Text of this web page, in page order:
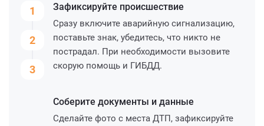
1
2
3
Зафиксируйте происшествие
Сразу включите аварийную сигнализацию,
поставьте знак, убедитесь, что никто не
пострадал. При необходимости вызовите
скорую помощь и ГИБДД.
Соберите документы и данные
Сделайте фото с места ДТП, зафиксируйте